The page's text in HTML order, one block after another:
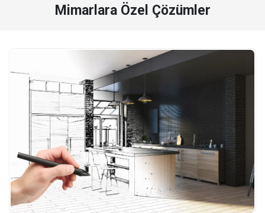
mimarlara özel çözümler
Mimarlara Özel Çözümler